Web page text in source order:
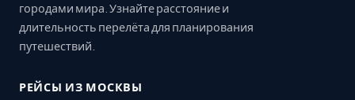
городами мира. Узнайте расстояние и
длительность перелёта для планирования
путешествий.
РЕЙСЫ ИЗ МОСКВЫ